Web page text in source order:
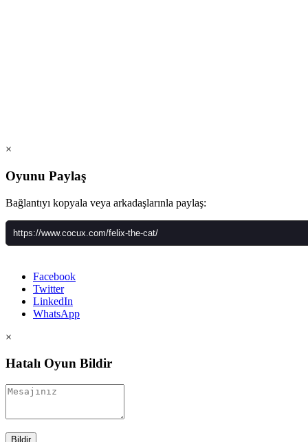
×
Oyunu Paylaş
Bağlantıyı kopyala veya arkadaşlarınla paylaş:
Facebook
Twitter
LinkedIn
WhatsApp
×
Hatalı Oyun Bildir
Bildir